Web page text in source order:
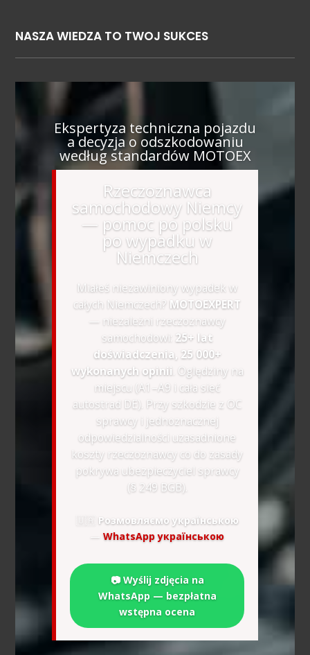
NASZA WIEDZA TO TWOJ SUKCES
Ekspertyza techniczna pojazdu
a decyzja o odszkodowaniu
według standardów MOTOEX
Rzeczoznawca
samochodowy Niemcy
— pomoc po polsku
po wypadku w
Niemczech
Miałeś niezawiniony wypadek w
całych Niemczech? MOTOEXPERT
— niezależni rzeczoznawcy
samochodowi: 25+ lat
doświadczenia, 25 000+
wykonanych opinii . Oględziny na
miejscu (A1–A9 i cała sieć
autostrad DE). Przy szkodzie z OC
sprawcy i jednoznacznej
odpowiedzialności uzasadnione
koszty rzeczoznawcy co do zasady
pokrywa ubezpieczyciel sprawcy
(§ 249 BGB).
🇺🇦 Розмовляємо українською
— WhatsApp українською
📷 Wyślij zdjęcia na
WhatsApp — bezpłatna
wstępna ocena